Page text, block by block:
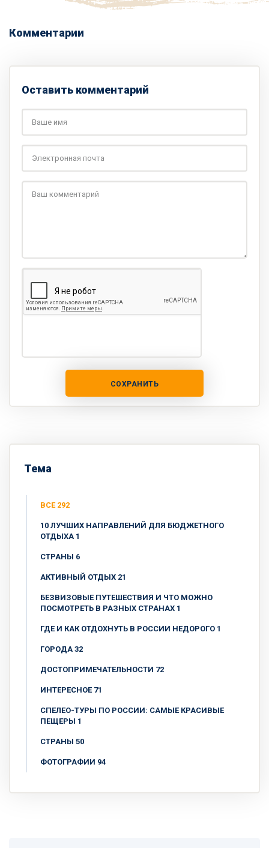
Комментарии
Оставить комментарий
СОХРАНИТЬ
Тема
ВСЕ 292
10 ЛУЧШИХ НАПРАВЛЕНИЙ ДЛЯ БЮДЖЕТНОГО
ОТДЫХА 1
CТРАНЫ 6
АКТИВНЫЙ ОТДЫХ 21
БЕЗВИЗОВЫЕ ПУТЕШЕСТВИЯ И ЧТО МОЖНО
ПОСМОТРЕТЬ В РАЗНЫХ СТРАНАХ 1
ГДЕ И КАК ОТДОХНУТЬ В РОССИИ НЕДОРОГО 1
ГОРОДА 32
ДОСТОПРИМЕЧАТЕЛЬНОСТИ 72
ИНТЕРЕСНОЕ 71
СПЕЛЕО-ТУРЫ ПО РОССИИ: САМЫЕ КРАСИВЫЕ
ПЕЩЕРЫ 1
СТРАНЫ 50
ФОТОГРАФИИ 94